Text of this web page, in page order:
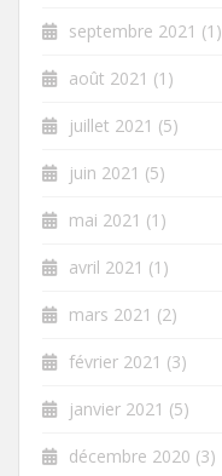
septembre 2021 (1)
août 2021 (1)
juillet 2021 (5)
juin 2021 (5)
mai 2021 (1)
avril 2021 (1)
mars 2021 (2)
février 2021 (3)
janvier 2021 (5)
décembre 2020 (3)